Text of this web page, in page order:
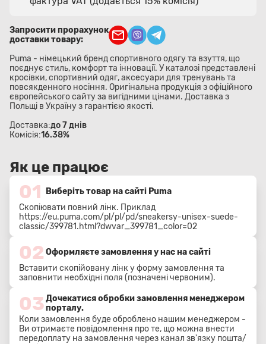
Запросити прорахунок
доставки товару:
Puma - німецький бренд спортивного одягу та взуття, що
поєднує стиль, комфорт та інновації. У каталозі представлені
кросівки, спортивний одяг, аксесуари для тренувань та
повсякденного носіння. Оригінальна продукція з офіційного
європейського сайту за вигідними цінами. Доставка з
Польщі в Україну з гарантією якості.
Доставка:до 7 днів
Комісія:16.38%
Як це працює
01
Виберіть товар на сайті Puma
Скопіювати повний лінк. Приклад
https://eu.puma.com/pl/pl/pd/sneakersy-unisex-suede-
classic/399781.html?dwvar_399781_color=02
02 Оформляєте замовлення у нас на сайті
Вставити скопійовану лінк у форму замовлення та
заповнити необхідні поля (позначені червоним).
03Дочекатися обробки замовлення менеджером
порталу.
Коли замовлення буде оброблено нашим менеджером -
Ви отримаєте повідомлення про те, що можна внести
передоплату на замовлення через канал зв'язку пошта/